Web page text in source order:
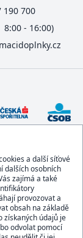
a další síťové
dalších osobních
zajímá a také
provozovat a
obsah na základě
získaných údajů je
odvolat pomocí
190 700
- 16:00)